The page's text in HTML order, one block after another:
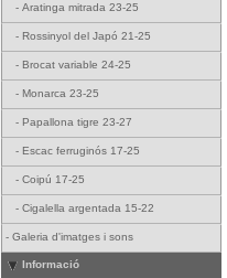
- Aratinga mitrada 23-25
- Rossinyol del Japó 21-25
- Brocat variable 24-25
- Monarca 23-25
- Papallona tigre 23-27
- Escac ferruginós 17-25
- Coipú 17-25
- Cigalella argentada 15-22
- Galeria d'imatges i sons
Informació